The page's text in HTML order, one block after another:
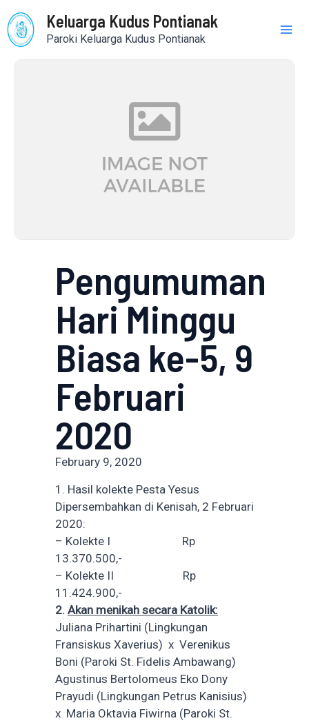
to
content
Keluarga Kudus Pontianak
Paroki Keluarga Kudus Pontianak
Pengumuman
Hari Minggu
Biasa ke-5, 9
Februari
2020
February 9, 2020
1. Hasil kolekte Pesta Yesus
Dipersembahkan di Kenisah, 2 Februari
2020:
– Kolekte I Rp
13.370.500,-
– Kolekte II Rp
11.424.900,-
2. Akan menikah secara Katolik:
Juliana Prihartini (Lingkungan
Fransiskus Xaverius) x Verenikus
Boni (Paroki St. Fidelis Ambawang)
Agustinus Bertolomeus Eko Dony
Prayudi (Lingkungan Petrus Kanisius)
x Maria Oktavia Fiwirna (Paroki St.